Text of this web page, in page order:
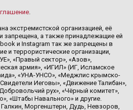
.
экстремистской организацией, её
запрещена, а также принадлежащие ей
и Instagram так же запрещены в
и террористические организации,
«Правый сектор», «Азов»,
армия», «ИГИЛ» (ИГ, Исламское
«УНА-УНСО», «Меджлис крымско-
Иеговы», «Движение Талибан»,
рух», «Чёрный комитет»,
«Штабы Навального» и другие.
Моргенштерн, Дудь, Невзоров,